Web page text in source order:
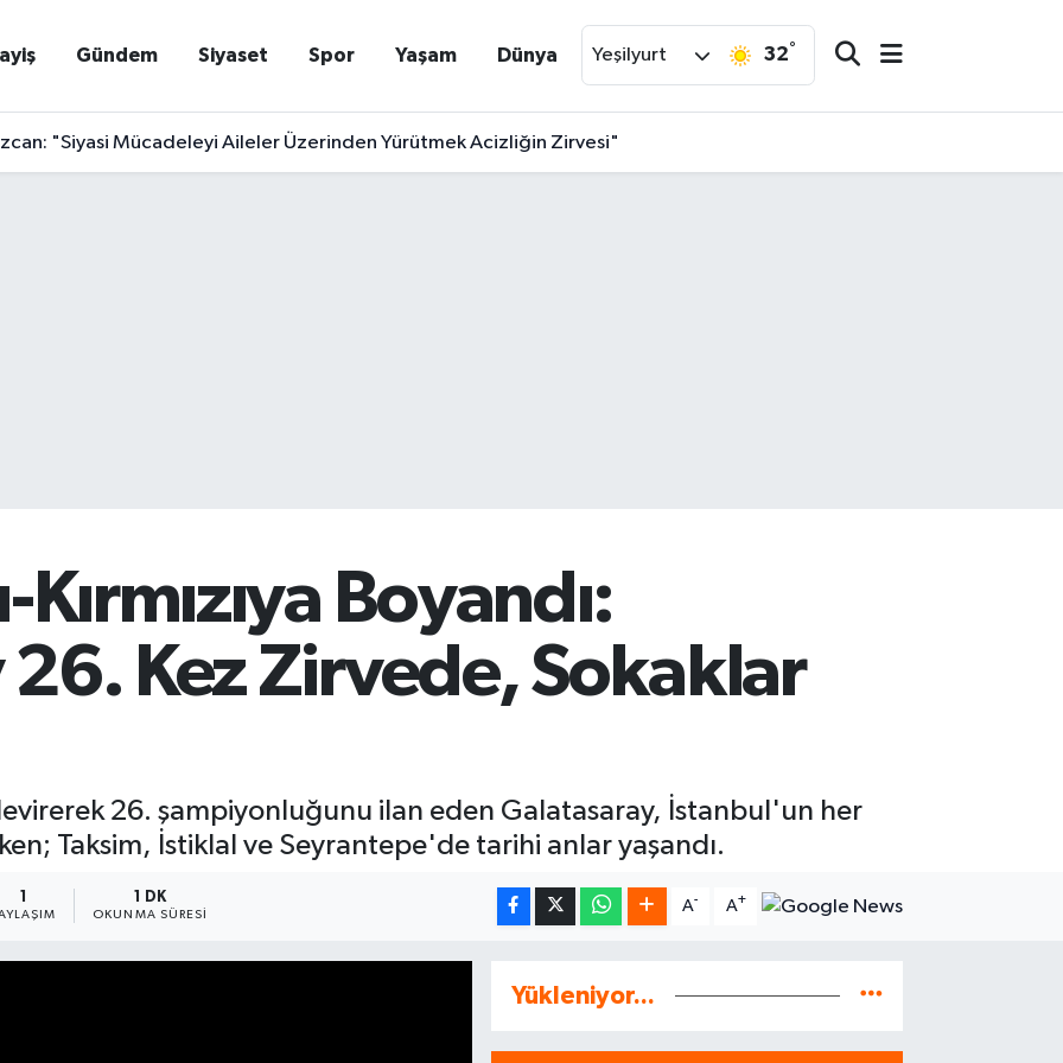
Gündem Siyaset Spor Yaşam Dünya Yeşilyurt 32°
"Siyasi Mücadeleyi Aileler Üzerinden Yürütmek Acizliğin Zirvesi"
Sevindiren Haber: Hastaneden Taburcu Edildi!
Kırmızıya Boyandı:
Kez Zirvede, Sokaklar
26. şampiyonluğunu ilan eden Galatasaray, İstanbul'un her
Taksim, İstiklal ve Seyrantepe'de tarihi anlar yaşandı.
1 DK
OKUNMA SÜRESI
A- A+
Yükleniyor...